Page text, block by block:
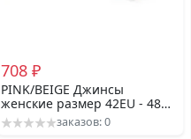
708 ₽
PINK/BEIGE Джинсы
женские размер 42EU - 48
российскийзаказов: 0